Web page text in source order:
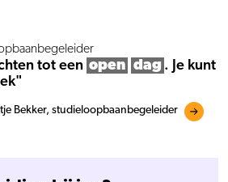
tot een open dag . Je kunt
Bekker, studieloopbaanbegeleider